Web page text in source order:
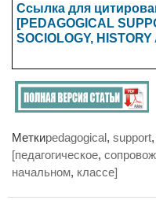
Ссылка для
[PEDAGOGICAL
SOCIOLOGY,
Меткиpedagogical, support,
[педагогическое,
начальном, классе]